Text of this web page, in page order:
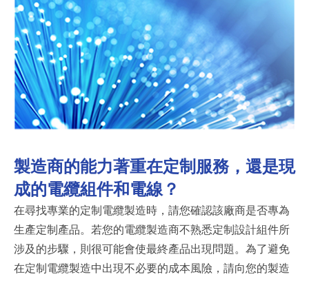
製造商的能力著重在定制服務，還是現
成的電纜組件和電線？
在尋找專業的定制電纜製造時，請您確認該廠商是否專為
生產定制產品。若您的電纜製造商不熟悉定制設計組件所
涉及的步驟，則很可能會使最終產品出現問題。為了避免
在定制電纜製造中出現不必要的成本風險，請向您的製造